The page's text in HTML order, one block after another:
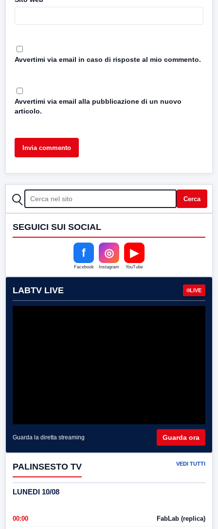
Avvertimi via email in caso di risposte al mio commento.
Avvertimi via email alla pubblicazione di un nuovo
articolo.
CERCA Cerca
SEGUICI SUI SOCIAL
f
Facebook
◎
Instagram
▶
YouTube
LABTV LIVE LIVE
Guarda la diretta streaming Guarda ora
PALINSESTO TV VEDI TUTTI
LUNEDI 10/08
00:00 FabLab (replica)